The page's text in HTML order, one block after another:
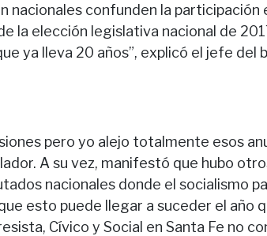
nacionales confunden la participación
la elección legislativa nacional de
ya lleva 20 años”, explicó el jefe del
pero yo alejo totalmente esos
A su vez, manifestó que hubo
nacionales donde el socialismo
esto puede llegar a suceder el año
Cívico y Social en Santa Fe no